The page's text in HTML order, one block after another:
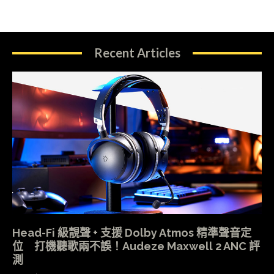
Recent Articles
Head-Fi 級靚聲 + 支援 Dolby Atmos 精準聲音定
位 打機聽歌兩不誤！Audeze Maxwell 2 ANC 評
測